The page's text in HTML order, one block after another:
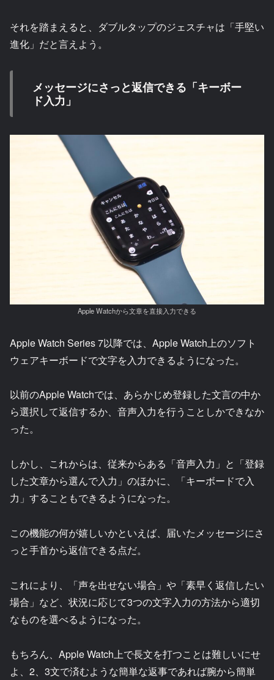
それを踏まえると、ダブルタップのジェスチャは「手堅い
進化」だと言えよう。
メッセージにさっと返信できる「キーボー
ド入力」
Apple Watchから文章を直接入力できる
Apple Watch Series 7以降では、Apple Watch上のソフト
ウェアキーボードで文字を入力できるようになった。
以前のApple Watchでは、あらかじめ登録した文言の中か
ら選択して返信するか、音声入力を行うことしかできなか
った。
しかし、これからは、従来からある「音声入力」と「登録
した文章から選んで入力」のほかに、「キーボードで入
力」することもできるようになった。
この機能の何が嬉しいかといえば、届いたメッセージにさ
っと手首から返信できる点だ。
これにより、「声を出せない場合」や「素早く返信したい
場合」など、状況に応じて3つの文字入力の方法から適切
なものを選べるようになった。
もちろん、Apple Watch上で長文を打つことは難しいにせ
よ、2、3文で済むような簡単な返事であれば腕から簡単